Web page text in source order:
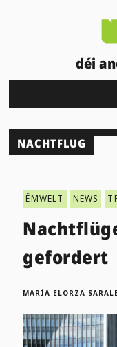
déi
NACHTFLUG
ËMWELT NEWS
gefordert
MARÍA ELORZA